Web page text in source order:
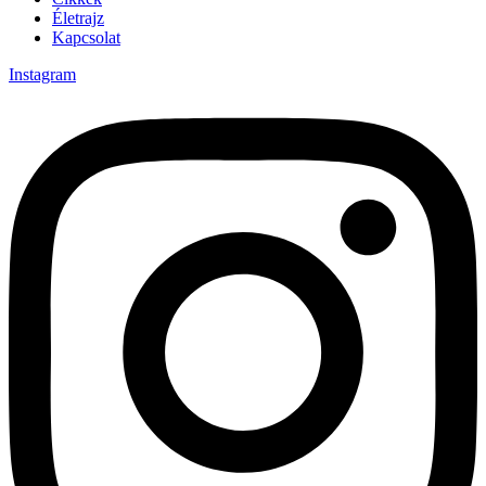
Életrajz
Kapcsolat
Instagram